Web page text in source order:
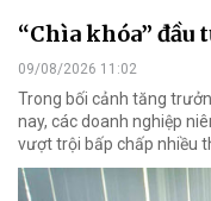
“Chìa khóa” đầu
09/08/2026 11:02
Trong bối cảnh tăng
nay, các doanh nghiệp
vượt trội bấp chấp nhiều